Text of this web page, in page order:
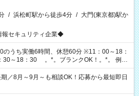
/ 浜松町駅から徒歩4分 / 大門(東京都)駅か
セキュリティ企業◆
うち実働6時間、休憩60分 ※11：00～18：
ブランクOK！。*。 例え
団法人/事務/コールセンター/受付/販売/カフェ
販売/ホテルフロント/化粧品販売/など 様々な
躍されています♪
／8月～9月～も相談OK！応募から最短即日